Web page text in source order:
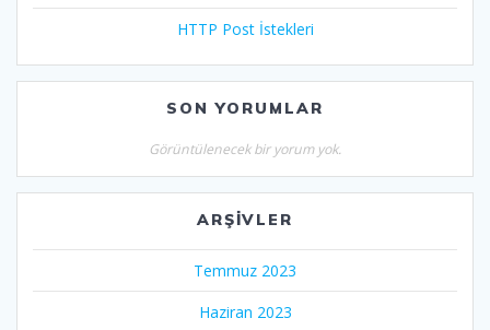
HTTP Post İstekleri
SON YORUMLAR
Görüntülenecek bir yorum yok.
ARŞIVLER
Temmuz 2023
Haziran 2023